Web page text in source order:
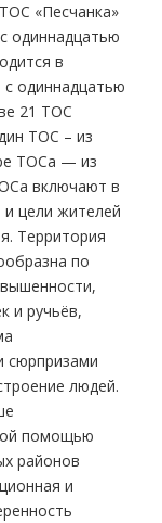
«Песчанка»
одиннадцатью
в
одиннадцатью
21 ТОС
ТОС – из
ТОСа — из
включают в
цели жителей
Территория
по
и ручьёв,
сюрпризами
людей.
помощью
районов
и